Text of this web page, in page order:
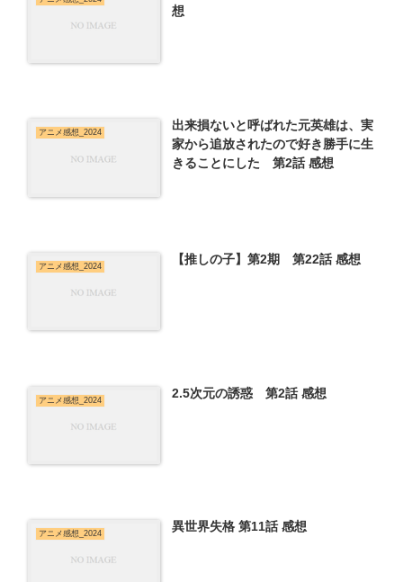
想
アニメ感想_2024
出来損ないと呼ばれた元英雄は、実
家から追放されたので好き勝手に生
きることにした 第2話 感想
アニメ感想_2024 【推しの子】第2期 第22話 感想
アニメ感想_2024 2.5次元の誘惑 第2話 感想
アニメ感想_2024 異世界失格 第11話 感想